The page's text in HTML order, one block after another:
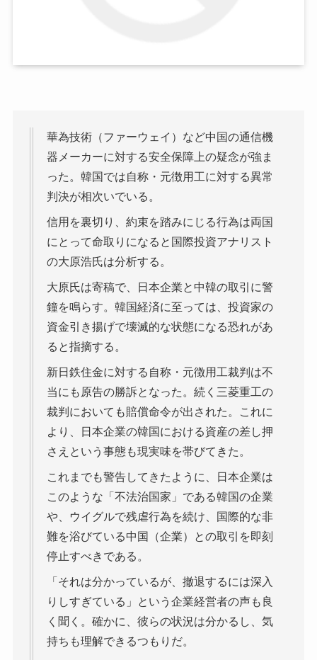
華為技術（ファーウェイ）など中国の通信機
器メーカーに対する安全保障上の疑念が強ま
った。韓国では自称・元徴用工に対する異常
判決が相次いでいる。
信用を裏切り、約束を踏みにじる行為は両国
にとって命取りになると国際投資アナリスト
の大原浩氏は分析する。
大原氏は寄稿で、日本企業と中韓の取引に警
鐘を鳴らす。韓国経済に至っては、投資家の
資金引き揚げで壊滅的な状態になる恐れがあ
ると指摘する。
新日鉄住金に対する自称・元徴用工裁判は不
当にも原告の勝訴となった。続く三菱重工の
裁判においても賠償命令が出された。これに
より、日本企業の韓国における資産の差し押
さえという事態も現実味を帯びてきた。
これまでも警告してきたように、日本企業は
このような「不法治国家」である韓国の企業
や、ウイグルで残虐行為を続け、国際的な非
難を浴びている中国（企業）との取引を即刻
停止すべきである。
「それは分かっているが、撤退するには深入
りしすぎている」という企業経営者の声も良
く聞く。確かに、彼らの状況は分かるし、気
持ちも理解できるつもりだ。